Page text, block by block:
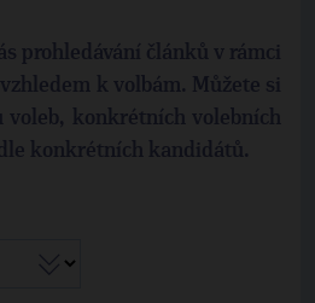
prohledávání článků v rámci
k volbám. Můžete si
konkrétních volebních
konkrétních kandidátů.